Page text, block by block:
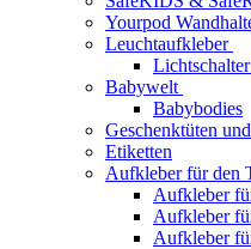
Yourpod
Leuchtaufkleber
Babywelt
Babybodies
Geschenktüten
Etiketten
Aufkleber für den
Aufkleber
Aufkleber
Aufkleber